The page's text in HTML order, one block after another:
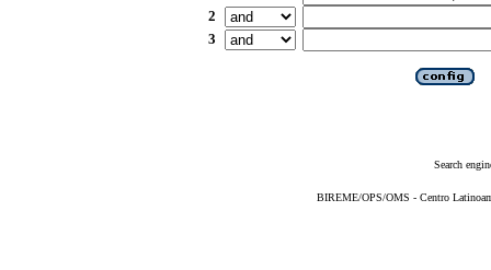
2
3
Search
BIREME/OPS/OMS - Centro